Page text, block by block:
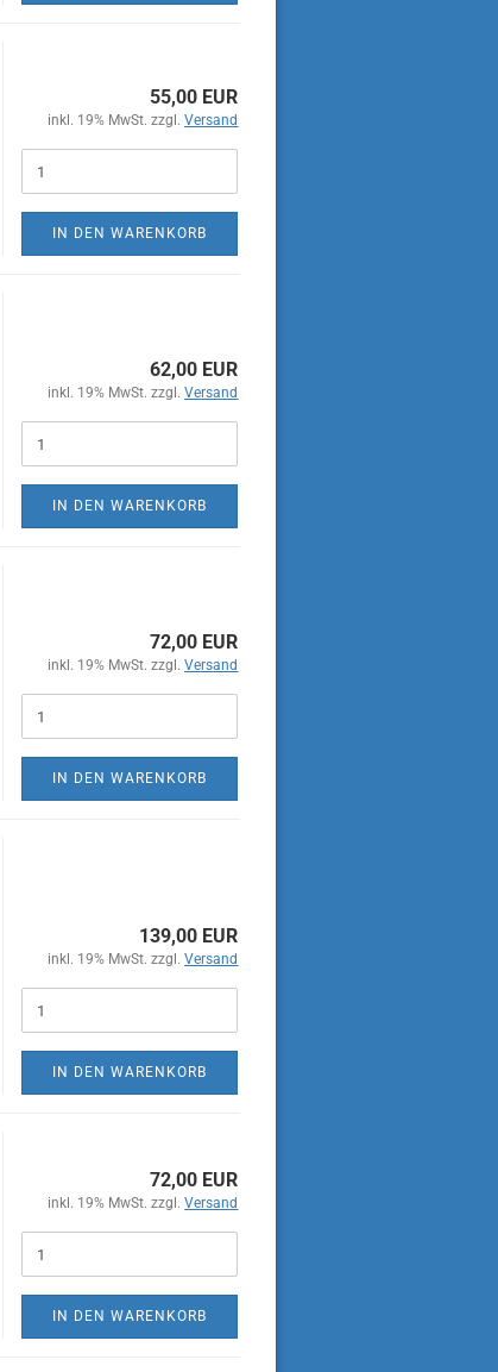
55,00 EUR
inkl. 19% MwSt. zzgl.Versand
IN DEN WARENKORB
62,00 EUR
inkl. 19% MwSt. zzgl.Versand
IN DEN WARENKORB
72,00 EUR
inkl. 19% MwSt. zzgl.Versand
IN DEN WARENKORB
139,00 EUR
inkl. 19% MwSt. zzgl.Versand
IN DEN WARENKORB
72,00 EUR
inkl. 19% MwSt. zzgl.Versand
IN DEN WARENKORB